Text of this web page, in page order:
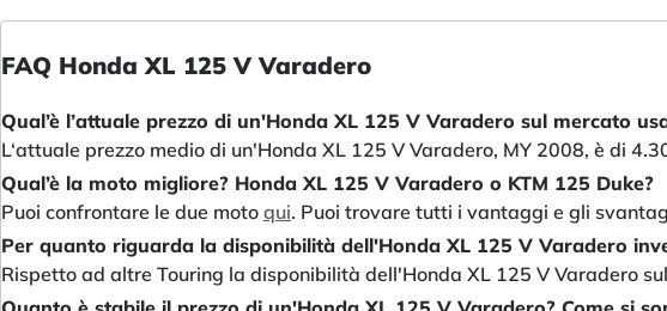
FAQ Honda XL 125 V Varadero
Qual’è l’attuale prezzo di un'Honda XL 125 V Varadero sul mercato
L‘attuale prezzo medio di un'Honda XL 125 V Varadero, MY 2008, è di
Qual’è la moto migliore? Honda XL 125 V Varadero o KTM 125 Duke?
Puoi confrontare le due moto qui. Puoi trovare tutti i vantaggi e gli
Per quanto riguarda la disponibilità dell'Honda XL 125 V Varadero
Rispetto ad altre Touring la disponibilità dell'Honda XL 125 V Varadero